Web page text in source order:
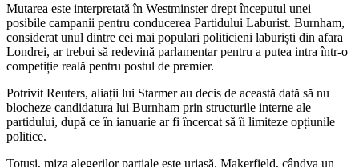
Mutarea este interpretată în Westminster drept începutul unei
posibile campanii pentru conducerea Partidului Laburist. Burnham,
considerat unul dintre cei mai populari politicieni laburiști din afara
Londrei, ar trebui să redevină parlamentar pentru a putea intra într-o
competiție reală pentru postul de premier.
Potrivit Reuters, aliații lui Starmer au decis de această dată să nu
blocheze candidatura lui Burnham prin structurile interne ale
partidului, după ce în ianuarie ar fi încercat să îi limiteze opțiunile
politice.
Totuși, miza alegerilor parțiale este uriașă. Makerfield, cândva un